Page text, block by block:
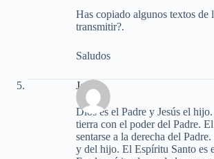
Has copiado algunos textos de
transmitir?.
Saludos
Jorge
Dios es el Padre y Jesús el
tierra con el poder del Padre.
sentarse a la derecha del
y del hijo. El Espíritu Santo es